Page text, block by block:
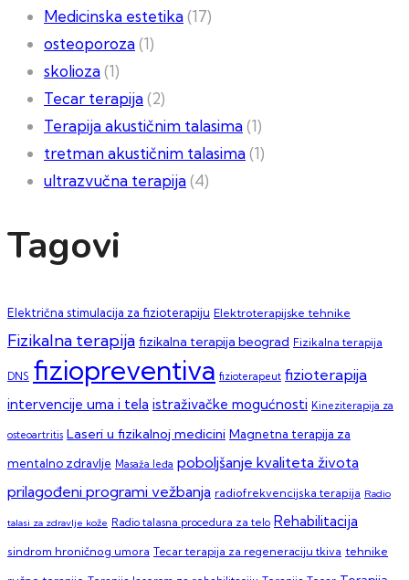
Medicinska estetika(17)
osteoporoza(1)
skolioza(1)
Tecar terapija(2)
Terapija akustičnim talasima(1)
tretman akustičnim talasima(1)
ultrazvučna terapija(4)
Tagovi
Električna stimulacija za fizioterapiju Elektroterapijske tehnike
Fizikalna terapija fizikalna terapija beograd Fizikalna terapija
DNS fiziopreventiva fizioterapeut fizioterapija
intervencije uma i tela istraživačke mogućnosti Kineziterapija za
osteoartritis Laseri u fizikalnoj medicini Magnetna terapija za
mentalno zdravlje Masaža leđa poboljšanje kvaliteta života
prilagođeni programi vežbanja radiofrekvencijska terapija Radio
talasi za zdravlje kože Radio talasna procedura za telo Rehabilitacija
sindrom hroničnog umora Tecar terapija za regeneraciju tkiva tehnike